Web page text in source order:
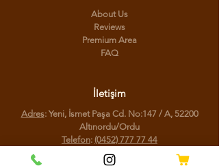
About Us
Reviews
Premium Area
FAQ
İletişim
Adres: Yeni, İsmet Paşa Cd. No:147 / A, 52200
Altınordu/Ordu
Telefon: (0452) 777 77 44